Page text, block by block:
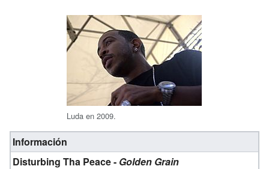
Luda en 2009.
Información
Disturbing Tha Peace - Golden Grain